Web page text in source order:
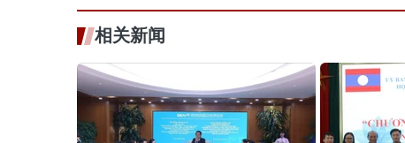
相关新闻